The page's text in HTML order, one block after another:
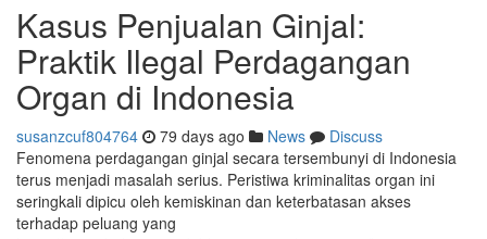
Kasus Penjualan Ginjal:
Praktik Ilegal Perdagangan
Organ di Indonesia
susanzcuf804764 79 days ago News
Discuss
Fenomena perdagangan ginjal secara tersembunyi di Indonesia
terus menjadi masalah serius. Peristiwa kriminalitas organ ini
seringkali dipicu oleh kemiskinan dan keterbatasan akses
terhadap peluang yang